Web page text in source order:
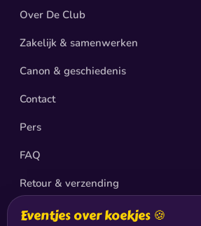
Over De Club
Zakelijk & samenwerken
Canon & geschiedenis
Contact
Pers
FAQ
Retour & verzending
Privacy
Eventjes over koekjes 🍪